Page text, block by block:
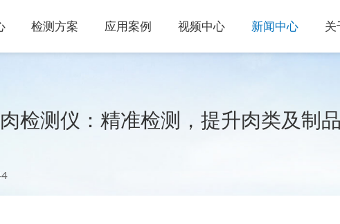
检测方案 应用案例 视频中心 新闻中心 关
检测仪：精准检测，提升肉类及制